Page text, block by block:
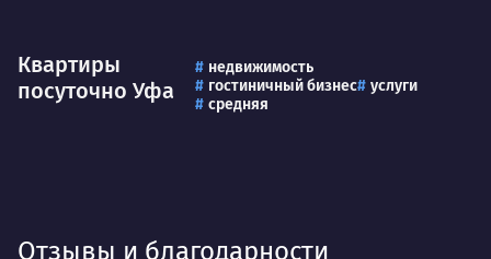
Квартиры
посуточно Уфа
недвижимость
гостиничный бизнес
услуги
средняя
Отзывы и благодарности